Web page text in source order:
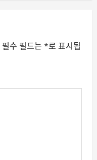
필수 필드는 *로 표시됩